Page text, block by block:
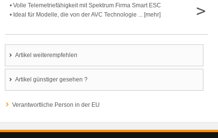
• Volle Telemetriefähigkeit mit Spektrum Firma Smart ESC
• Ideal für Modelle, die von der AVC Technologie ... [mehr]
>
Artikel weiterempfehlen
Artikel günstiger gesehen ?
Verantwortliche Person in der EU